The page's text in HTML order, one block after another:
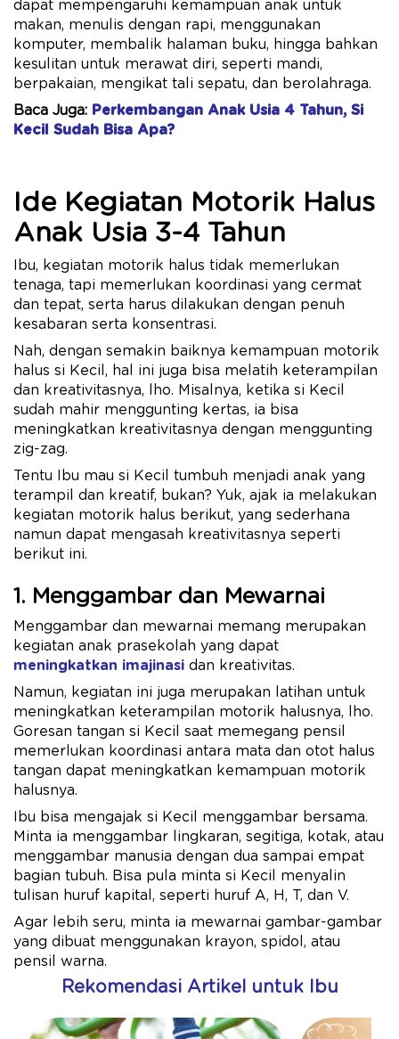
dapat mempengaruhi kemampuan anak untuk
makan, menulis dengan rapi, menggunakan
komputer, membalik halaman buku, hingga bahkan
kesulitan untuk merawat diri, seperti mandi,
berpakaian, mengikat tali sepatu, dan berolahraga.
Baca Juga: Perkembangan Anak Usia 4 Tahun, Si
Kecil Sudah Bisa Apa?
Ide Kegiatan Motorik Halus
Anak Usia 3-4 Tahun
Ibu, kegiatan motorik halus tidak memerlukan
tenaga, tapi memerlukan koordinasi yang cermat
dan tepat, serta harus dilakukan dengan penuh
kesabaran serta konsentrasi.
Nah, dengan semakin baiknya kemampuan motorik
halus si Kecil, hal ini juga bisa melatih keterampilan
dan kreativitasnya, lho. Misalnya, ketika si Kecil
sudah mahir menggunting kertas, ia bisa
meningkatkan kreativitasnya dengan menggunting
zig-zag.
Tentu Ibu mau si Kecil tumbuh menjadi anak yang
terampil dan kreatif, bukan? Yuk, ajak ia melakukan
kegiatan motorik halus berikut, yang sederhana
namun dapat mengasah kreativitasnya seperti
berikut ini.
1. Menggambar dan Mewarnai
Menggambar dan mewarnai memang merupakan
kegiatan anak prasekolah yang dapat
meningkatkan imajinasi dan kreativitas.
Namun, kegiatan ini juga merupakan latihan untuk
meningkatkan keterampilan motorik halusnya, lho.
Goresan tangan si Kecil saat memegang pensil
memerlukan koordinasi antara mata dan otot halus
tangan dapat meningkatkan kemampuan motorik
halusnya.
Ibu bisa mengajak si Kecil menggambar bersama.
Minta ia menggambar lingkaran, segitiga, kotak, atau
menggambar manusia dengan dua sampai empat
bagian tubuh. Bisa pula minta si Kecil menyalin
tulisan huruf kapital, seperti huruf A, H, T, dan V.
Agar lebih seru, minta ia mewarnai gambar-gambar
yang dibuat menggunakan krayon, spidol, atau
pensil warna.
Rekomendasi Artikel untuk Ibu